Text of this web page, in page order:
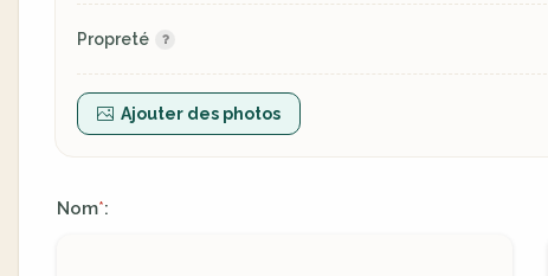
Propreté
Ajouter des photos
Nom*: